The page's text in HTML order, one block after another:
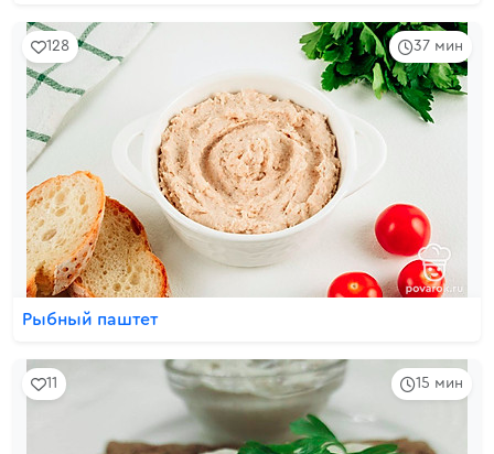
37 мин
128
Рыбный паштет
15 мин
11